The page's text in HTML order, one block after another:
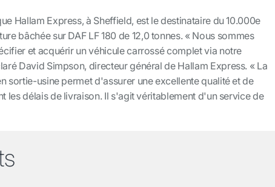
Hallam Express, à Sheffield, est le destinataire du 10.000e
bâchée sur DAF LF 180 de 12,0 tonnes. « Nous sommes
et acquérir un véhicule carrossé complet via notre
David Simpson, directeur général de Hallam Express. « La
sortie-usine permet d'assurer une excellente qualité et de
les délais de livraison. Il s'agit véritablement d'un service de